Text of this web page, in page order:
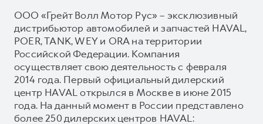
ООО «Грейт Волл Мотор Рус» – эксклюзивный
дистрибьютор автомобилей и запчастей HAVAL,
POER, TANK, WEY и ORA на территории
Российской Федерации. Компания
осуществляет свою деятельность с февраля
2014 года. Первый официальный дилерский
центр HAVAL открылся в Москве в июне 2015
года. На данный момент в России представлено
более 250 дилерских центров HAVAL: